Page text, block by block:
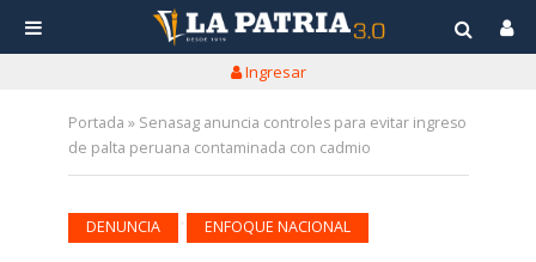
Ingresar
Portada » Senasag anuncia controles para evitar ingreso
de palta peruana contaminada con cadmio
DENUNCIA ENFOQUE NACIONAL